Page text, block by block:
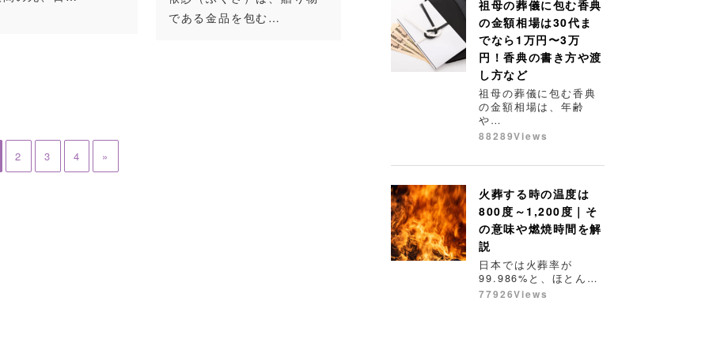
である金品を包む…
2 3 4 »
祖母の葬儀に包む香典
の金額相場は30代ま
でなら1万円〜3万
円！香典の書き方や渡
し方など
祖母の葬儀に包む香典
の金額相場は、年齢
や…
88289Views
火葬する時の温度は
800度～1,200度｜そ
の意味や燃焼時間を解
説
日本では火葬率が
99.986%と、ほとん…
77926Views